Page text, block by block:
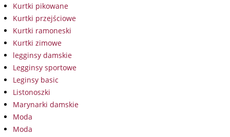
Kurtki pikowane
Kurtki przejściowe
Kurtki ramoneski
Kurtki zimowe
legginsy damskie
Legginsy sportowe
Leginsy basic
Listonoszki
Marynarki damskie
Moda
Moda